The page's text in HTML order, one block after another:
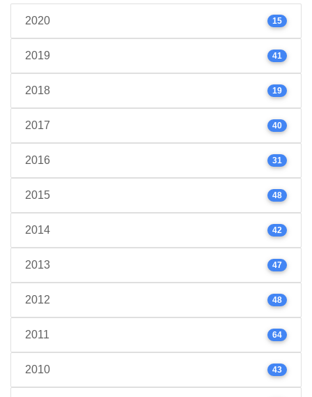
2020 15
2019 41
2018 19
2017 40
2016 31
2015 48
2014 42
2013 47
2012 48
2011 64
2010 43